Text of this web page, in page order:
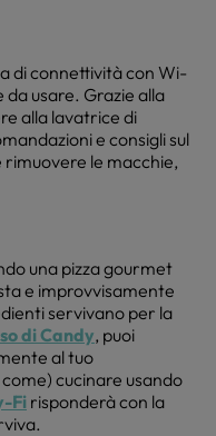
di connettività con Wi-
da usare. Grazie alla
alla lavatrice di
e consigli sul
rimuovere le macchie,
una pizza gourmet
e improvvisamente
servivano per la
di Candy, puoi
al tuo
cucinare usando
Fi risponderà con la